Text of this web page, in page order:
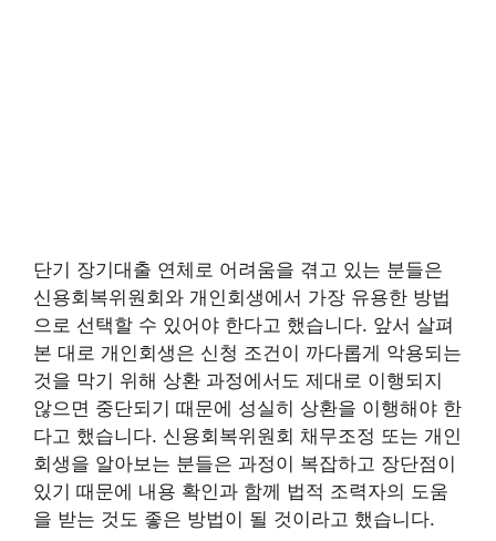
단기 장기대출 연체로 어려움을 겪고 있는 분들은
신용회복위원회와 개인회생에서 가장 유용한 방법
으로 선택할 수 있어야 한다고 했습니다. 앞서 살펴
본 대로 개인회생은 신청 조건이 까다롭게 악용되는
것을 막기 위해 상환 과정에서도 제대로 이행되지
않으면 중단되기 때문에 성실히 상환을 이행해야 한
다고 했습니다. 신용회복위원회 채무조정 또는 개인
회생을 알아보는 분들은 과정이 복잡하고 장단점이
있기 때문에 내용 확인과 함께 법적 조력자의 도움
을 받는 것도 좋은 방법이 될 것이라고 했습니다.